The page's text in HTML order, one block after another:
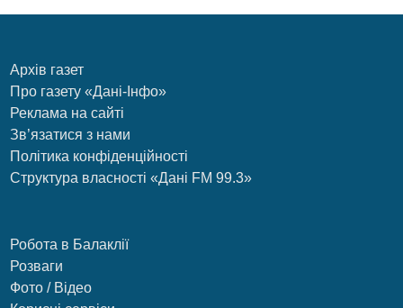
Архів газет
Про газету «Дані-Інфо»
Реклама на сайті
Зв’язатися з нами
Політика конфіденційності
Структура власності «Дані FM 99.3»
Робота в Балаклії
Розваги
Фото / Відео